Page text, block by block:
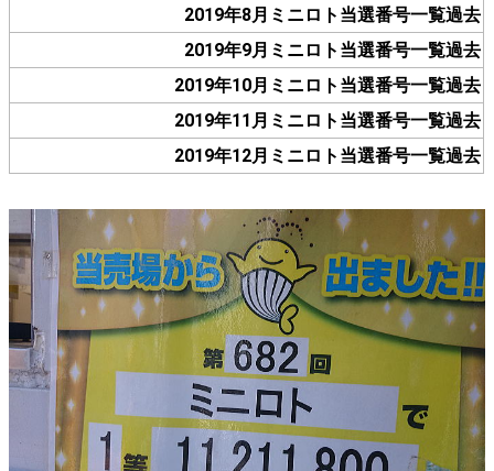
2019年8月ミニロト当選番号一覧過去
2019年9月ミニロト当選番号一覧過去
2019年10月ミニロト当選番号一覧過去
2019年11月ミニロト当選番号一覧過去
2019年12月ミニロト当選番号一覧過去